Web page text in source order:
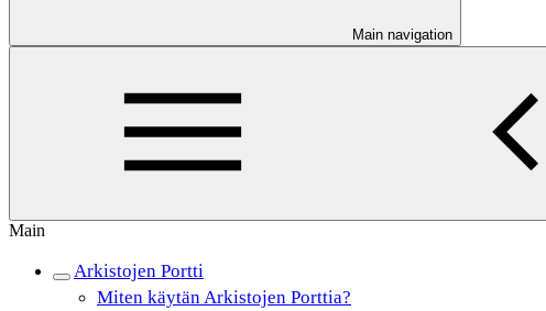
Main navigation
Main
Arkistojen Portti
Miten käytän Arkistojen Porttia?